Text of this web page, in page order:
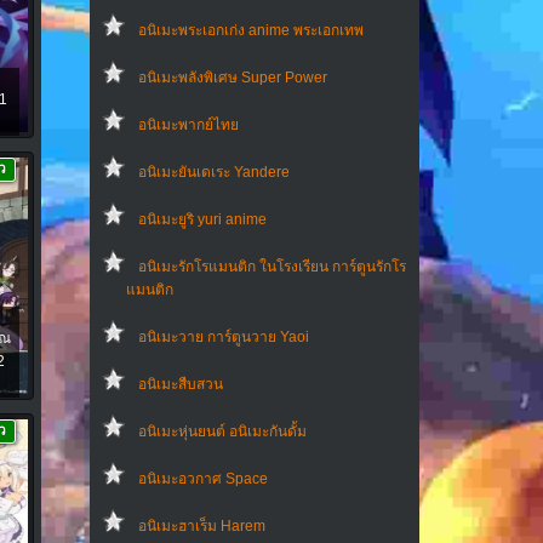
อนิเมะพระเอกเก่ง anime พระเอกเทพ
อนิเมะพลังพิเศษ Super Power
อนิเมะพากย์ไทย
อนิเมะยันเดเระ Yandere
อนิเมะยูริ yuri anime
อนิเมะรักโรแมนติก ในโรงเรียน การ์ตูนรักโร
แมนติก
อนิเมะวาย การ์ตูนวาย Yaoi
อนิเมะสืบสวน
อนิเมะหุ่นยนต์ อนิเมะกันดั้ม
อนิเมะอวกาศ Space
อนิเมะฮาเร็ม Harem